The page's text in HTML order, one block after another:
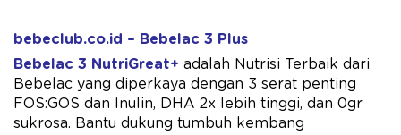
bebeclub.co.id – Bebelac 3 Plus
Bebelac 3 NutriGreat+ adalah Nutrisi Terbaik dari
Bebelac yang diperkaya dengan 3 serat penting
FOS:GOS dan Inulin, DHA 2x ​lebih tinggi, dan 0gr
sukrosa. Bantu dukung tumbuh kembang